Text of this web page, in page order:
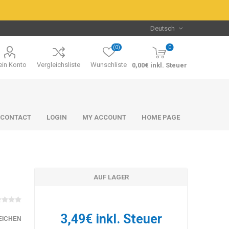
Konto Vergleichsliste Wunschliste
(0) 0
0,00€ inkl. Steuer
CONTACT LOGIN MY ACCOUNT HOME PAGE
AUF LAGER
3,49€ inkl. Steuer